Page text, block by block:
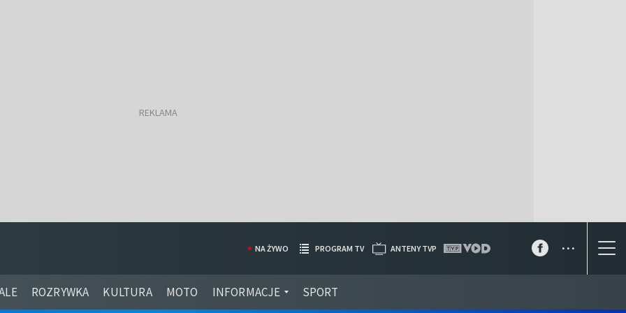
ROZRYWKA KULTURA MOTO INFORMACJE SPORT
NA ŻYWO PROGRAM TV ANTENY TVP ...